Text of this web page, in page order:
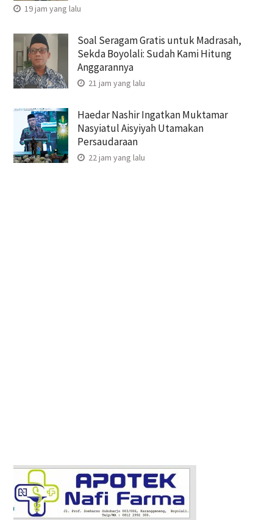
19 jam yang lalu
Soal Seragam Gratis untuk Madrasah,
Sekda Boyolali: Sudah Kami Hitung
Anggarannya
21 jam yang lalu
Haedar Nashir Ingatkan Muktamar
Nasyiatul Aisyiyah Utamakan
Persaudaraan
22 jam yang lalu